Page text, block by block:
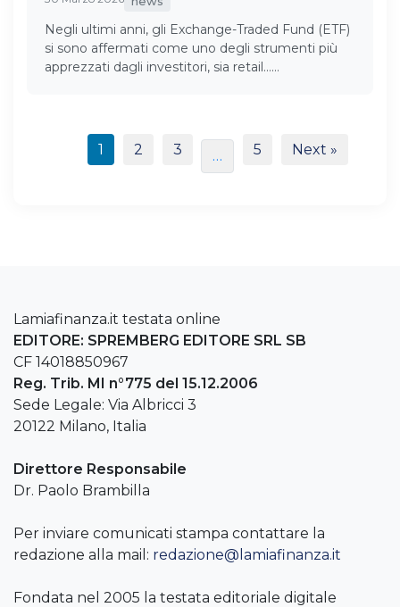
Negli ultimi anni, gli Exchange-Traded Fund (ETF)
si sono affermati come uno degli strumenti più
apprezzati dagli investitori, sia retail……
1 2 3 … 5 Next »
Lamiafinanza.it testata online
EDITORE: SPREMBERG EDITORE SRL SB
CF 14018850967
Reg. Trib. MI n°775 del 15.12.2006
Sede Legale: Via Albricci 3
20122 Milano, Italia
Direttore Responsabile
Dr. Paolo Brambilla
Per inviare comunicati stampa contattare la
redazione alla mail: redazione@lamiafinanza.it
Fondata nel 2005 la testata editoriale digitale